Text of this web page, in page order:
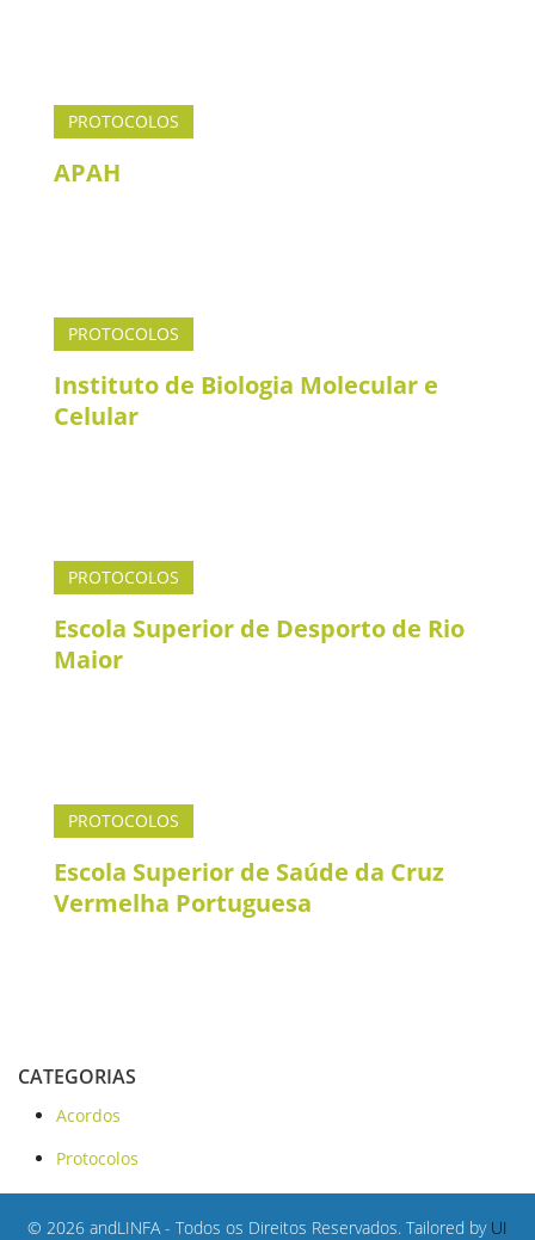
PROTOCOLOS
APAH
PROTOCOLOS
Instituto de Biologia Molecular e
Celular
PROTOCOLOS
Escola Superior de Desporto de Rio
Maior
PROTOCOLOS
Escola Superior de Saúde da Cruz
Vermelha Portuguesa
CATEGORIAS
Acordos
Protocolos
© 2026 andLINFA - Todos os Direitos Reservados. Tailored by UI